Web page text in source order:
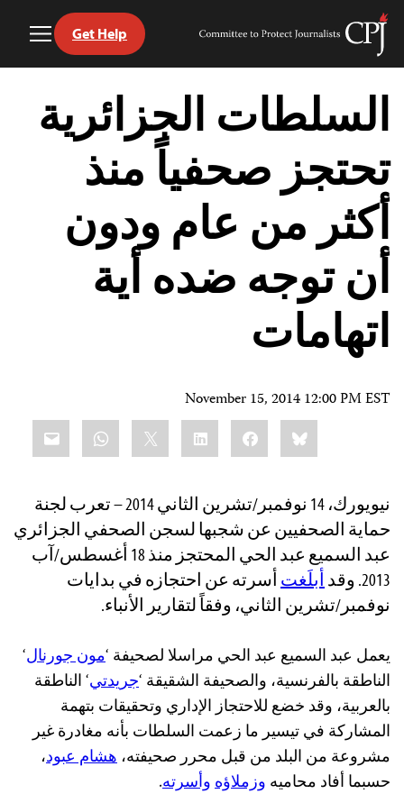
Skip
content
Committee
Journalists
Get Help
السلطات الجزائرية
تحتجز صحفياً منذ
أكثر من عام ودون
أن توجه ضده أية
اتهامات
November 15, 2014 12:00 PM EST
Bluesky
Facebook
LinkedIn
نيويورك، 14 نوفمبر/تشرين الثاني 2014 – تعرب لجنة
حماية الصحفيين عن شجبها لسجن الصحفي الجزائري
عبد السميع عبد الحي المحتجز منذ 18 أغسطس/آب
2013. وقد
أبلَغت أسرته عن احتجازه في بدايات
نوفمبر/تشرين الثاني، وفقاً لتقارير الأنباء.
يعمل عبد السميع عبد الحي مراسلا لصحيفة ‘مون جورنال‘
الناطقة بالفرنسية، والصحيفة الشقيقة ‘جريدتي‘ الناطقة
بالعربية، وقد خضع للاحتجاز الإداري وتحقيقات بتهمة
المشاركة في تيسير ما زعمت السلطات بأنه مغادرة غير
مشروعة من البلد من قبل محرر صحيفته، هشام عبود،
حسبما أفاد محاميه وزملاؤهوأسرته.